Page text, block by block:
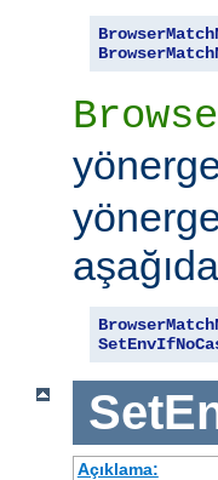
Açıklama: